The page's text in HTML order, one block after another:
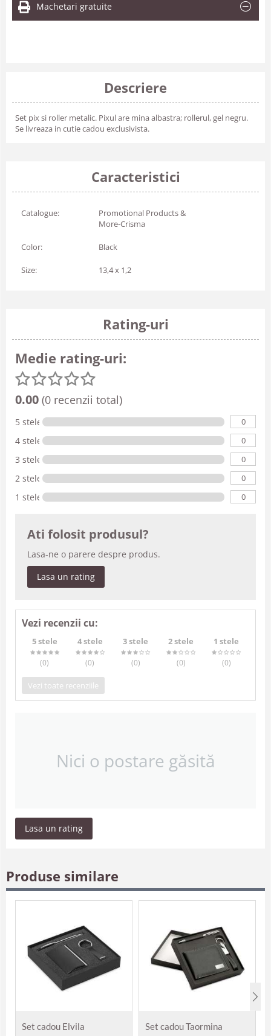
Machetari gratuite
Descriere
Set pix si roller metalic. Pixul are mina albastra; rollerul, gel negru.
Se livreaza in cutie cadou exclusivista.
Caracteristici
Catalogue:
Promotional Products &
More-Crisma
Color: Black
Size: 13,4 x 1,2
Rating-uri
Medie rating-uri:
0.00 (0 recenzii total)
5 stele 0
4 stele 0
3 stele 0
2 stele 0
1 stele 0
Ati folosit produsul?
Lasa-ne o parere despre produs.
Lasa un rating
Vezi recenzii cu:
5 stele
(0)
4 stele
(0)
3 stele
(0)
2 stele
(0)
1 stele
(0)
Vezi toate recenziile
Nici o postare găsită
Lasa un rating
Produse similare
Set cadou Elvila Set cadou Taormina